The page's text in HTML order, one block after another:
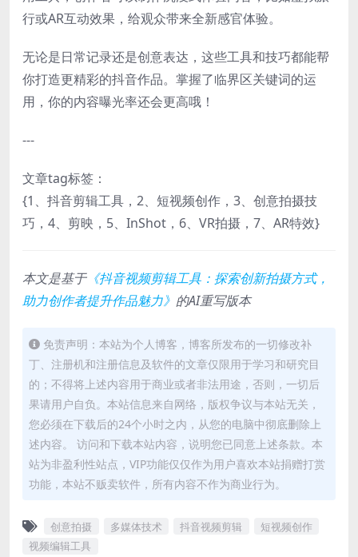
行或AR互动效果，给观众带来全新感官体验。
无论是日常记录还是创意表达，这些工具和技巧都能帮
你打造更精彩的抖音作品。掌握了临界区关键词的运
用，你的内容曝光率还会更高哦！
---
文章tag标签：
{1、抖音剪辑工具，2、短视频创作，3、创意拍摄技
巧，4、剪映，5、InShot，6、VR拍摄，7、AR特效}
本文是基于《抖音视频剪辑工具：探索创新拍摄方式，
助力创作者提升作品魅力》 的AI重写版本
免责声明：本站为个人博客，博客所发布的一切修改补
丁、注册机和注册信息及软件的文章仅限用于学习和研究目
的；不得将上述内容用于商业或者非法用途，否则，一切后
果请用户自负。本站信息来自网络，版权争议与本站无关，
您必须在下载后的24个小时之内，从您的电脑中彻底删除上
述内容。 访问和下载本站内容，说明您已同意上述条款。本
站为非盈利性站点，VIP功能仅仅作为用户喜欢本站捐赠打赏
功能，本站不贩卖软件，所有内容不作为商业行为。
创意拍摄 多媒体技术 抖音视频剪辑
短视频创作
视频编辑工具